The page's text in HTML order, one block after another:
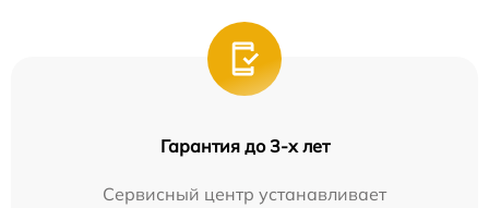
Гарантия до 3-х лет
Сервисный центр устанавливает